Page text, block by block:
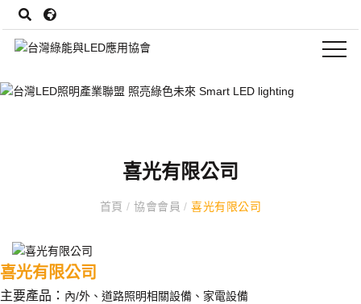
喜光有限公司
首頁/ 協會會員/ 喜光有限公司
喜光有限公司
主要產品： 內/外、道路照明相關設備、家電設備